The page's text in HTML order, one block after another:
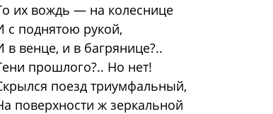
их вождь — на колеснице
с поднятою рукой,
в венце, и в багрянице?..
прошлого?.. Но нет!
поезд триумфальный,
поверхности ж зеркальной